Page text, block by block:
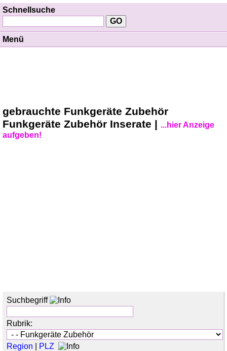
Schnellsuche
Menü
gebrauchte Funkgeräte Zubehör
Funkgeräte Zubehör Inserate | ...hier Anzeige
aufgeben!
Suchbegriff
Rubrik:
Region PLZ